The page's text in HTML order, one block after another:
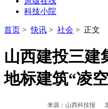
科技小院
首页 >快讯 > 社会 > 正文
山西建投三建
地标建筑“凌
来源：山西科技报 发